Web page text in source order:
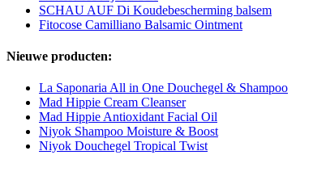
SCHAU AUF Di Koudebescherming balsem
Fitocose Camilliano Balsamic Ointment
Nieuwe producten:
La Saponaria All in One Douchegel & Shampoo
Mad Hippie Cream Cleanser
Mad Hippie Antioxidant Facial Oil
Niyok Shampoo Moisture & Boost
Niyok Douchegel Tropical Twist